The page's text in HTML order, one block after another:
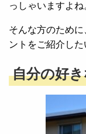
っしゃいますよね
そんな方のため
ントをご紹介した
自分の好